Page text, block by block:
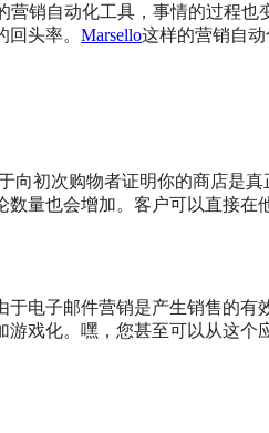
营销自动化工具，事情的过程
头率。 Marsello这样的营销自
向初次购物者证明你的商店是
量也会增加。客户可以直接在
电子邮件营销是产生销售的
戏化。嘿，您甚至可以从这个